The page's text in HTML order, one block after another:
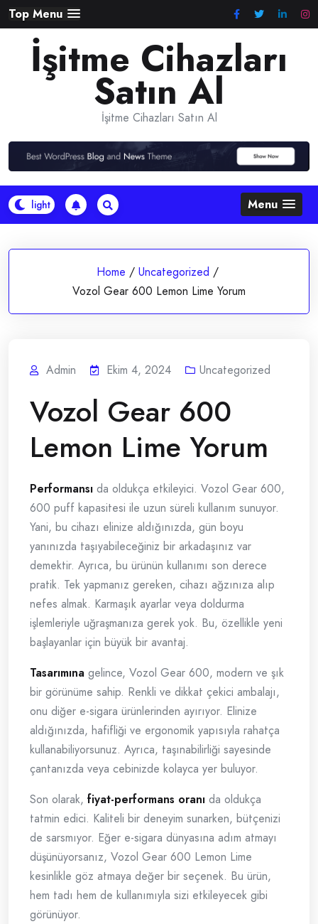
Skip
to
content
Top Menu
İşitme Cihazları
Satın Al
İşitme Cihazları Satın Al
Menu
Home / Uncategorized /
Vozol Gear 600 Lemon Lime Yorum
Admin Ekim 4, 2024 Uncategorized
Vozol Gear 600
Lemon Lime Yorum
Performansı da oldukça etkileyici. Vozol Gear 600,
600 puff kapasitesi ile uzun süreli kullanım sunuyor.
Yani, bu cihazı elinize aldığınızda, gün boyu
yanınızda taşıyabileceğiniz bir arkadaşınız var
demektir. Ayrıca, bu ürünün kullanımı son derece
pratik. Tek yapmanız gereken, cihazı ağzınıza alıp
nefes almak. Karmaşık ayarlar veya doldurma
işlemleriyle uğraşmanıza gerek yok. Bu, özellikle yeni
başlayanlar için büyük bir avantaj.
Tasarımına gelince, Vozol Gear 600, modern ve şık
bir görünüme sahip. Renkli ve dikkat çekici ambalajı,
onu diğer e-sigara ürünlerinden ayırıyor. Elinize
aldığınızda, hafifliği ve ergonomik yapısıyla rahatça
kullanabiliyorsunuz. Ayrıca, taşınabilirliği sayesinde
çantanızda veya cebinizde kolayca yer buluyor.
Son olarak, fiyat-performans oranı da oldukça
tatmin edici. Kaliteli bir deneyim sunarken, bütçenizi
de sarsmıyor. Eğer e-sigara dünyasına adım atmayı
düşünüyorsanız, Vozol Gear 600 Lemon Lime
kesinlikle göz atmaya değer bir seçenek. Bu ürün,
hem tadı hem de kullanımıyla sizi etkileyecek gibi
görünüyor.